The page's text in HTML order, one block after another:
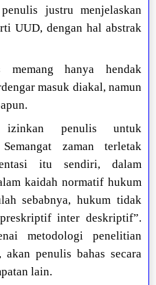
justru menjelaskan
UUD, dengan hal abstrak
memang hanya hendak
masuk diakal, namun
izinkan penulis untuk
zaman terletak
itu sendiri, dalam
kaidah normatif hukum
sebabnya, hukum tidak
inter deskriptif”.
metodologi penelitian
penulis bahas secara
lain.